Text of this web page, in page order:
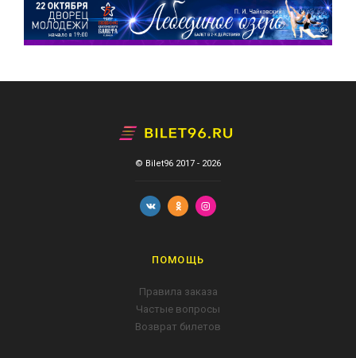
© Bilet96 2017 - 2026
ПОМОЩЬ
Правила заказа
Частые вопросы
Возврат билетов